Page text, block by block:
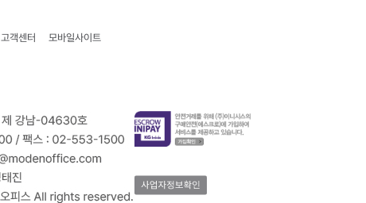
고객센터 모바일사이트